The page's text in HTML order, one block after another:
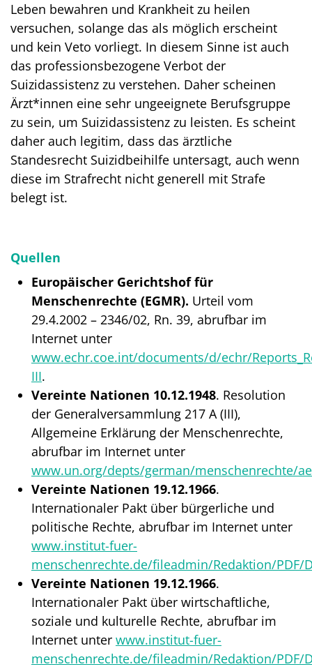
Leben bewahren und Krankheit zu heilen
versuchen, solange das als möglich erscheint
und kein Veto vorliegt. In diesem Sinne ist auch
das professionsbezogene Verbot der
Suizidassistenz zu verstehen. Daher scheinen
Ärzt*innen eine sehr ungeeignete Berufsgruppe
zu sein, um Suizidassistenz zu leisten. Es scheint
daher auch legitim, dass das ärztliche
Standesrecht Suizidbeihilfe untersagt, auch wenn
diese im Strafrecht nicht generell mit Strafe
belegt ist.
Quellen
Europäischer Gerichtshof für
Menschenrechte (EGMR). Urteil vom
29.4.2002 – 2346/02, Rn. 39, abrufbar im
Internet unter
www.echr.coe.int/documents/d/echr/
III.
Vereinte Nationen 10.12.1948. Resolution
der Generalversammlung 217 A (III),
Allgemeine Erklärung der Menschenrechte,
abrufbar im Internet unter
www.un.org/depts/german/menschenrechte/
Vereinte Nationen 19.12.1966.
Internationaler Pakt über bürgerliche und
politische Rechte, abrufbar im Internet unter
www.institut-fuer-
menschenrechte.de/fileadmin/Redaktion/PDF/
Vereinte Nationen 19.12.1966.
Internationaler Pakt über wirtschaftliche,
soziale und kulturelle Rechte, abrufbar im
Internet unter www.institut-fuer-
menschenrechte.de/fileadmin/Redaktion/PDF/